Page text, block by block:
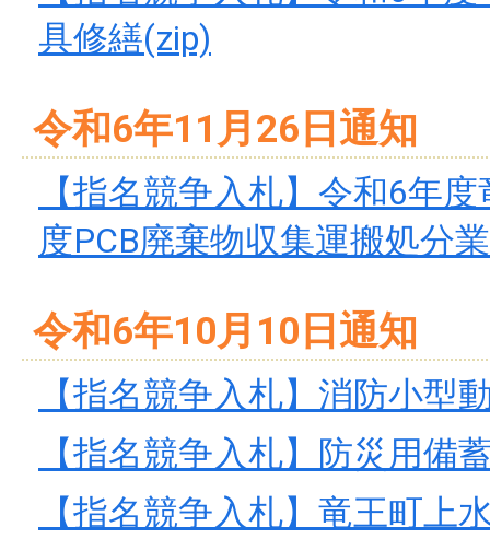
具修繕(zip)
令和6年11月26日通知
【指名競争入札】令和6年
度PCB廃棄物収集運搬処分
令和6年10月10日通知
【指名競争入札】消防小型
【指名競争入札】防災用備
【指名競争入札】竜王町上